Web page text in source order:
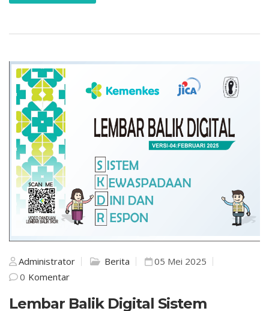
Administrator Berita
05 Mei 2025
0 Komentar
Lembar Balik Digital Sistem